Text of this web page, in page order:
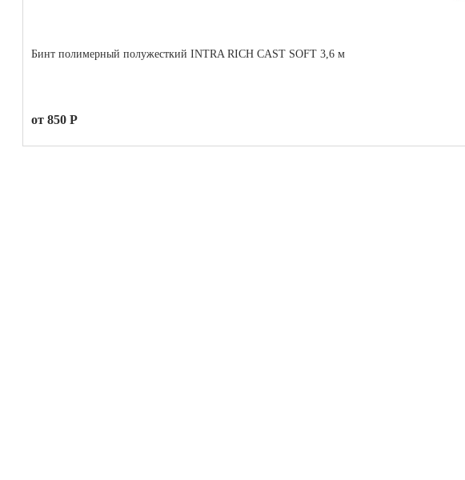
Бинт полимерный полужесткий INTRA RICH CAST SOFT 3,6 м
от 850 Р